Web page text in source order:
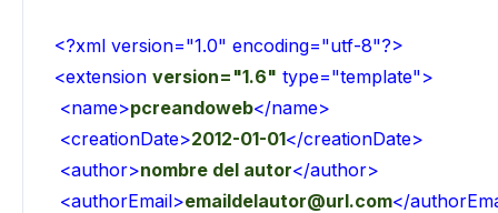
<?xml version="1.0" encoding="utf-8"?>
<extension version="1.6" type="template">
<name>pcreandoweb</name>
<creationDate>2012-01-01</creationDate>
<author>nombre del autor</author>
<authorEmail>emaildelautor@url.com</